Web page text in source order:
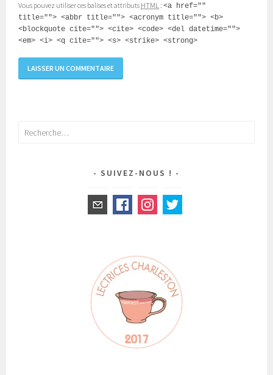
Vous pouvez utiliser ces balises et attributs HTML :<a href=""
title=""> <abbr title=""> <acronym title=""> <b>
<blockquote cite=""> <cite> <code> <del datetime="">
<em> <i> <q cite=""> <s> <strike> <strong>
Rechercher :
SUIVEZ-NOUS !